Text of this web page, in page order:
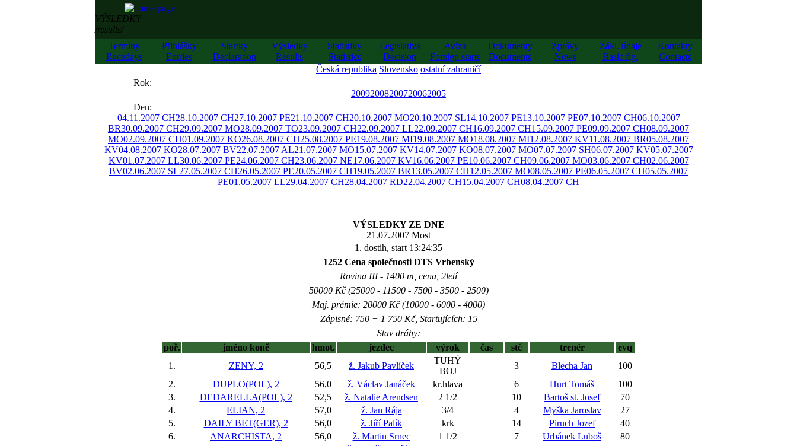
VÝSLEDKY
/results/
Termíny
Racedays
Přihlášky
Entries
Startky
Declaration
Výsledky
Results
Statistiky
Statistics
Legislativa
Decision
Avíza
Foreign starts
Dokumenty
Documents
Zprávy
News
Zákl. údaje
Basic fig.
Kontakty
Contacts
Česká republika Slovensko ostatní zahraničí
Rok:
20092008200720062005
Den:
04.11.2007 CH28.10.2007 CH27.10.2007 PE21.10.2007 CH20.10.2007 MO20.10.2007 SL14.10.2007 PE13.10.2007 PE07.10.2007 CH06.10.2007
BR30.09.2007 CH29.09.2007 MO28.09.2007 TO23.09.2007 CH22.09.2007 LL22.09.2007 CH16.09.2007 CH15.09.2007 PE09.09.2007 CH08.09.2007
MO02.09.2007 CH01.09.2007 KO26.08.2007 CH25.08.2007 PE19.08.2007 MI19.08.2007 MO18.08.2007 MI12.08.2007 KV11.08.2007 BR05.08.2007
KV04.08.2007 KO28.07.2007 BV22.07.2007 AL21.07.2007 MO15.07.2007 KV14.07.2007 KO08.07.2007 MO07.07.2007 SH06.07.2007 KV05.07.2007
KV01.07.2007 LL30.06.2007 PE24.06.2007 CH23.06.2007 NE17.06.2007 KV16.06.2007 PE10.06.2007 CH09.06.2007 MO03.06.2007 CH02.06.2007
BV02.06.2007 SL27.05.2007 CH26.05.2007 PE20.05.2007 CH19.05.2007 BR13.05.2007 CH12.05.2007 MO08.05.2007 PE06.05.2007 CH05.05.2007
PE01.05.2007 LL29.04.2007 CH28.04.2007 RD22.04.2007 CH15.04.2007 CH08.04.2007 CH
VÝSLEDKY ZE DNE
21.07.2007 Most
1. dostih, start 13:24:35
1252 Cena společnosti DTS Vrbenský
Rovina III - 1400 m, cena, 2letí
50000 Kč (25000 - 11500 - 7500 - 3500 - 2500)
Maj. prémie: 20000 Kč (10000 - 6000 - 4000)
Zápisné: 750 + 1 750 Kč, Startujících: 15
Stav dráhy:
poř.
jméno koně hmot. jezdec výrok čas stč trenér
evq
1.
ZENY, 2 56,5 ž. Jakub Pavlíček
TUHÝ
BOJ
3 Blecha Jan
100
2.
DUPLO(POL), 2 56,0 ž. Václav Janáček kr.hlava 6 Hurt Tomáš
100
3.
DEDARELLA(POL), 2 52,5 ž. Natalie Arendsen 2 1/2 10 Bartoš st. Josef
70
4.
ELIAN, 2 57,0 ž. Jan Rája 3/4 4 Myška Jaroslav
27
5.
DAILY BET(GER), 2 56,0 ž. Jiří Palík krk 14 Piruch Jozef
40
6.
ANARCHISTA, 2 56,0 ž. Martin Srnec 1 1/2 7 Urbánek Luboš
80